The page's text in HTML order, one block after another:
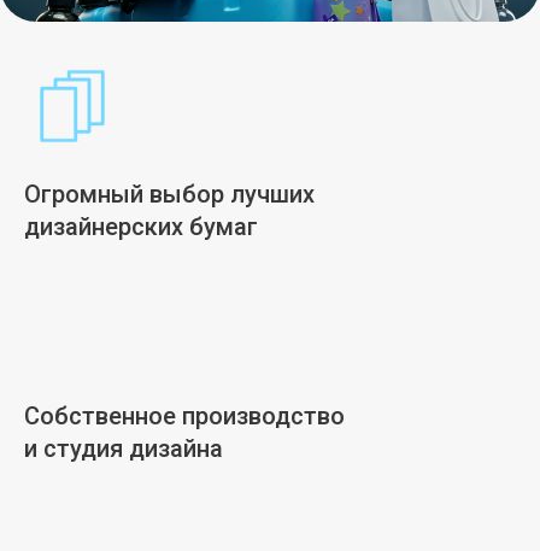
Огромный выбор лучших
дизайнерских бумаг
Собственное производство
и студия дизайна